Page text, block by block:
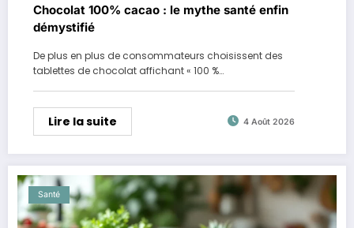
Chocolat 100% cacao : le mythe santé enfin
démystifié
De plus en plus de consommateurs choisissent des
tablettes de chocolat affichant « 100 %…
Lire la suite 4 Août 2026
Santé